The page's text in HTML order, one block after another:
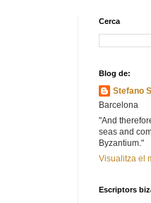
Cerca
Blog de:
Stefano
Barcelona
"And
seas and
Byzantium."
Visualitza el
Escriptors